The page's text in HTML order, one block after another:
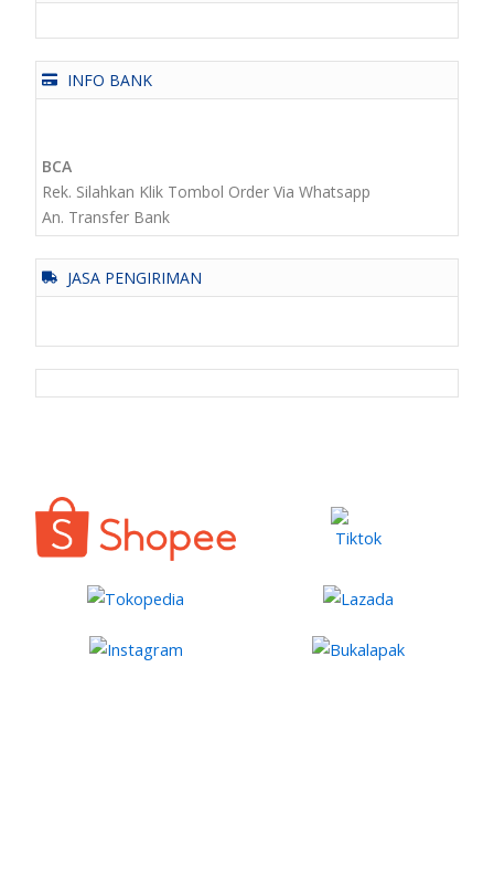
INFO BANK
BCA
Rek. Silahkan Klik Tombol Order Via Whatsapp
An. Transfer Bank
JASA PENGIRIMAN